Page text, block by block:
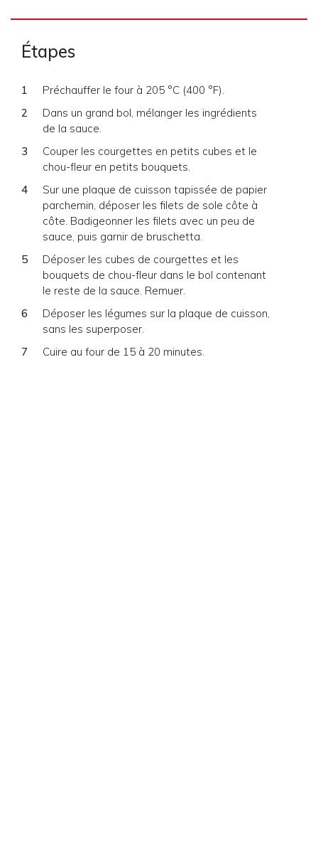
Étapes
Préchauffer le four à 205 °C (400 °F).
Dans un grand bol, mélanger les ingrédients
de la sauce.
Couper les courgettes en petits cubes et le
chou-fleur en petits bouquets.
Sur une plaque de cuisson tapissée de papier
parchemin, déposer les filets de sole côte à
côte. Badigeonner les filets avec un peu de
sauce, puis garnir de bruschetta.
Déposer les cubes de courgettes et les
bouquets de chou-fleur dans le bol contenant
le reste de la sauce. Remuer.
Déposer les légumes sur la plaque de cuisson,
sans les superposer.
Cuire au four de 15 à 20 minutes.